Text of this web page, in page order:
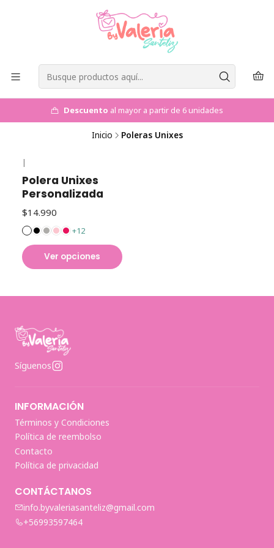
Descuento al mayor a partir de 6 unidades
Inicio Poleras Unixes
|
Polera Unixes
Personalizada
$14.990
+12
Ver opciones
Síguenos
INFORMACIÓN
Términos y Condiciones
Política de reembolso
Contacto
Política de privacidad
CONTÁCTANOS
info.byvaleriasanteliz@gmail.com
+56993597464